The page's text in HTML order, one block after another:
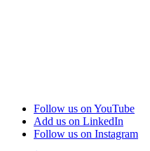
Follow us on YouTube
Add us on LinkedIn
Follow us on Instagram